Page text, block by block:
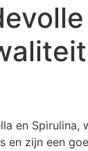
en
en zijn een